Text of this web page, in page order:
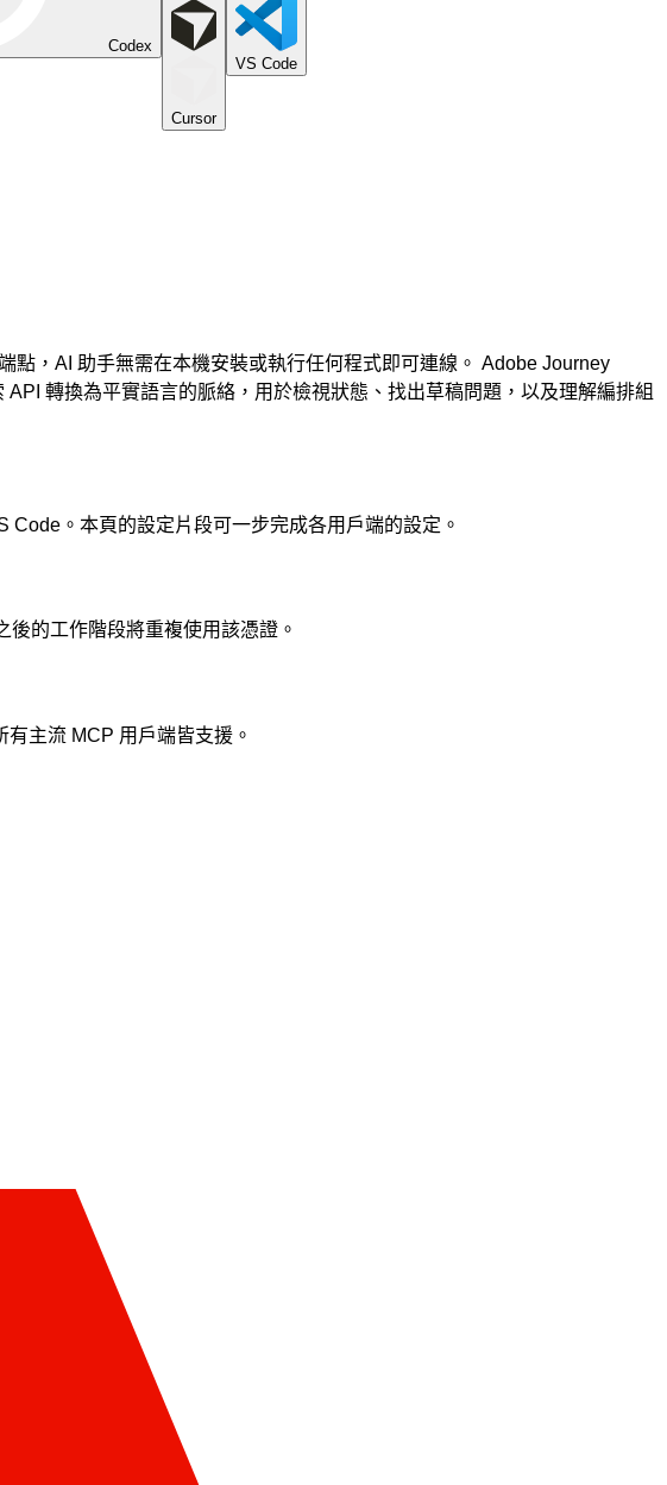
Codex
Cursor
VS Code
點，AI 助手無需在本機安裝或執行任何程式即可連線。 Adobe Journey
轉換為平實語言的脈絡，用於檢視狀態、找出草稿問題，以及理解編排組
。本頁的設定片段可一步完成各用戶端的設定。
的工作階段將重複使用該憑證。
主流 MCP 用戶端皆支援。